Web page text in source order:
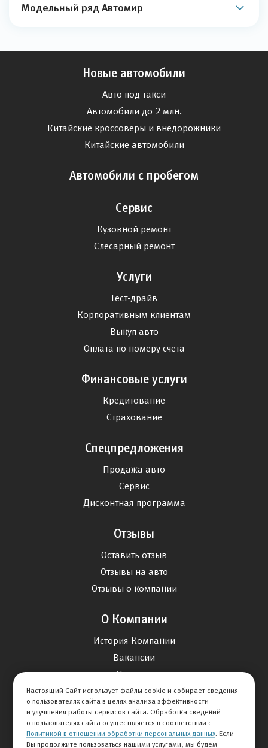
Модельный ряд Автомир
Новые автомобили
Авто под такси
Автомобили до 2 млн.
Китайские кроссоверы и внедорожники
Китайские автомобили
Автомобили с пробегом
Сервис
Кузовной ремонт
Слесарный ремонт
Услуги
Тест-драйв
Корпоративным клиентам
Выкуп авто
Оплата по номеру счета
Финансовые услуги
Кредитование
Страхование
Спецпредложения
Продажа авто
Сервис
Дисконтная программа
Отзывы
Оставить отзыв
Отзывы на авто
Отзывы о компании
О Компании
История Компании
Вакансии
Новости
Карта сайта
Контакты
Настоящий Сайт использует файлы cookie и собирает сведения
о пользователях сайта в целях анализа эффективности
и улучшения работы сервисов сайта. Обработка сведений
о пользователях сайта осуществляется в соответствии с
Политикой в отношении обработки персональных данных. Если
Вы продолжите пользоваться нашими услугами, мы будем